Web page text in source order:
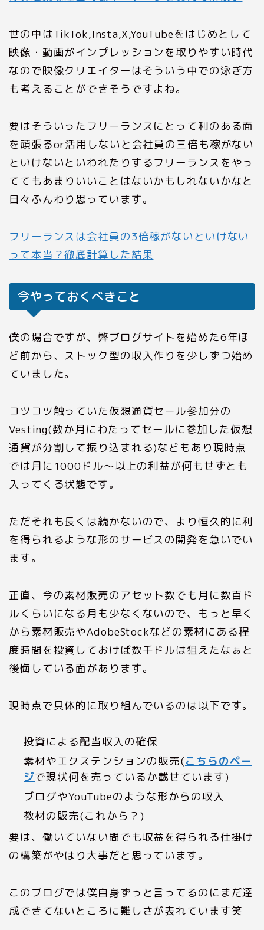
世の中はTikTok,Insta,X,YouTubeをはじめとして
映像・動画がインプレッションを取りやすい時代
なので映像クリエイターはそういう中での泳ぎ方
も考えることができそうですよね。
要はそういったフリーランスにとって利のある面
を頑張るor活用しないと会社員の三倍も稼がない
といけないといわれたりするフリーランスをやっ
ててもあまりいいことはないかもしれないかなと
日々ふんわり思っています。
フリーランスは会社員の3倍稼がないといけない
って本当？徹底計算した結果
今やっておくべきこと
僕の場合ですが、弊ブログサイトを始めた6年ほ
ど前から、ストック型の収入作りを少しずつ始め
ていました。
コツコツ触っていた仮想通貨セール参加分の
Vesting(数か月にわたってセールに参加した仮想
通貨が分割して振り込まれる)などもあり現時点
では月に1000ドル～以上の利益が何もせずとも
入ってくる状態です。
ただそれも長くは続かないので、より恒久的に利
を得られるような形のサービスの開発を急いでい
ます。
正直、今の素材販売のアセット数でも月に数百ド
ルくらいになる月も少なくないので、もっと早く
から素材販売やAdobeStockなどの素材にある程
度時間を投資しておけば数千ドルは狙えたなぁと
後悔している面があります。
現時点で具体的に取り組んでいるのは以下です。
投資による配当収入の確保
素材やエクステンションの販売(こちらのペー
ジで現状何を売っているか載せています)
ブログやYouTubeのような形からの収入
教材の販売(これから？)
要は、働いていない間でも収益を得られる仕掛け
の構築がやはり大事だと思っています。
このブログでは僕自身ずっと言ってるのにまだ達
成できてないところに難しさが表れています笑